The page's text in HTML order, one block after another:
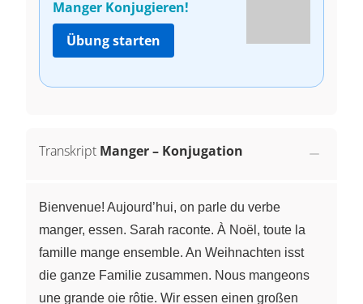
Manger Konjugieren!
Übung starten
Transkript Manger – Konjugation
Bienvenue! Aujourd’hui, on parle du verbe
manger, essen. Sarah raconte. À Noël, toute la
famille mange ensemble. An Weihnachten isst
die ganze Familie zusammen. Nous mangeons
une grande oie rôtie. Wir essen einen großen